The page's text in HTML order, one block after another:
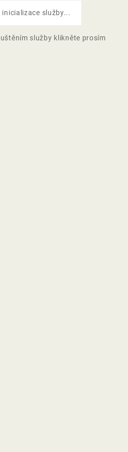
inicializace služby...
služby klikněte prosím